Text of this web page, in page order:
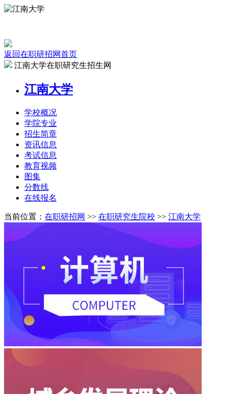
返回在职研招网首页
江南大学在职研究生招生网
江南大学
学校概况
学院专业
招生简章
资讯信息
考试信息
教育视频
图集
分数线
在线报名
当前位置： 在职研招网 >> 在职研究生院校 >> 江南大学